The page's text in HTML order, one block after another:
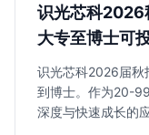
识光芯科2026
大专至博士可
识光芯科2026届秋
到博士。作为20-
深度与快速成长的